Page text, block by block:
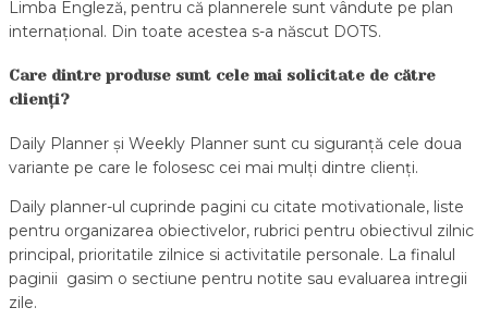
Limba Engleză, pentru că plannerele sunt vândute pe plan
internațional. Din toate acestea s-a născut DOTS.
Care dintre produse sunt cele mai solicitate de către
clienți?
Daily Planner și Weekly Planner sunt cu siguranță cele doua
variante pe care le folosesc cei mai mulți dintre clienți.
Daily planner-ul cuprinde pagini cu citate motivationale, liste
pentru organizarea obiectivelor, rubrici pentru obiectivul zilnic
principal, prioritatile zilnice si activitatile personale. La finalul
paginii gasim o sectiune pentru notite sau evaluarea intregii
zile.